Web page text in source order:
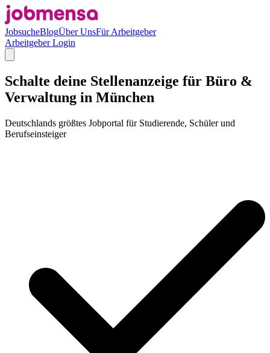
JobsucheBlogÜber UnsFür Arbeitgeber
Arbeitgeber Login
Schalte deine Stellenanzeige für Büro &
Verwaltung in München
Deutschlands größtes Jobportal für Studierende, Schüler und
Berufseinsteiger